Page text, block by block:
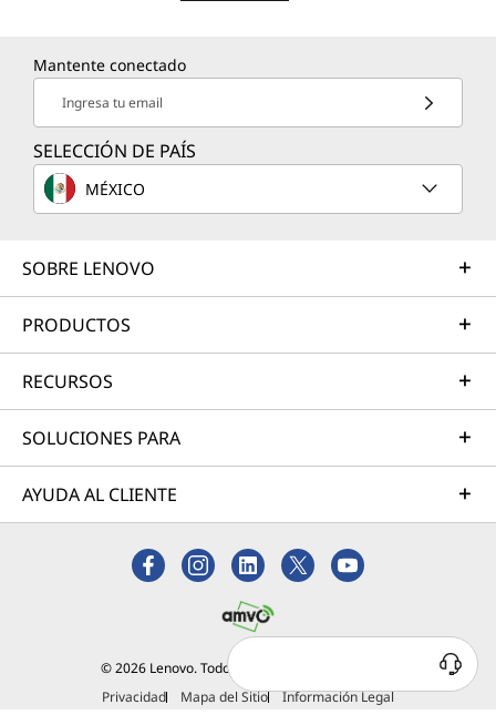
Mantente conectado
Ingresa tu email
SELECCIÓN DE PAÍS
MÉXICO
SOBRE LENOVO
PRODUCTOS
RECURSOS
SOLUCIONES PARA
AYUDA AL CLIENTE
© 2026 Lenovo. Todos los derechos reservados.
Privacidad
Mapa del Sitio Información Legal